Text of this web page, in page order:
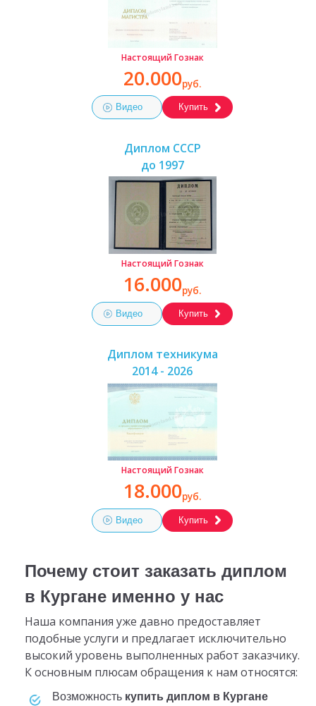
Настоящий Гознак
20.000руб.
Видео Купить
Диплом СССР
до 1997
Настоящий Гознак
16.000руб.
Видео Купить
Диплом техникума
2014 - 2026
Настоящий Гознак
18.000руб.
Видео Купить
Почему стоит заказать диплом
в Кургане именно у нас
Наша компания уже давно предоставляет
подобные услуги и предлагает исключительно
высокий уровень выполненных работ заказчику.
К основным плюсам обращения к нам относятся:
возможность купить диплом в Кургане